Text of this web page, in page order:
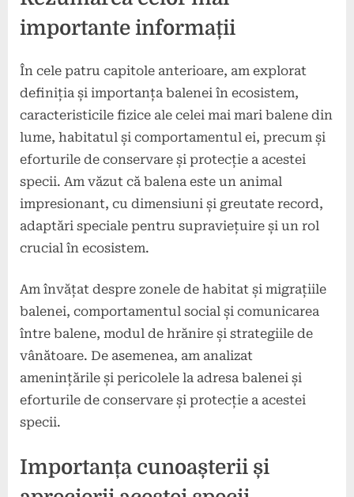
importante informații
În cele patru capitole anterioare, am explorat
definiția și importanța balenei în ecosistem,
caracteristicile fizice ale celei mai mari balene din
lume, habitatul și comportamentul ei, precum și
eforturile de conservare și protecție a acestei
specii. Am văzut că balena este un animal
impresionant, cu dimensiuni și greutate record,
adaptări speciale pentru supraviețuire și un rol
crucial în ecosistem.
Am învățat despre zonele de habitat și migrațiile
balenei, comportamentul social și comunicarea
între balene, modul de hrănire și strategiile de
vânătoare. De asemenea, am analizat
amenințările și pericolele la adresa balenei și
eforturile de conservare și protecție a acestei
specii.
Importanța cunoașterii și